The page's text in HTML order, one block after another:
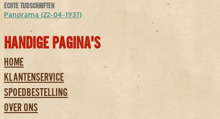
ECHTE TIJDSCHRIFTEN
Panorama (22-04-1937)
HANDIGE PAGINA'S
HOME
KLANTENSERVICE
SPOEDBESTELLING
OVER ONS